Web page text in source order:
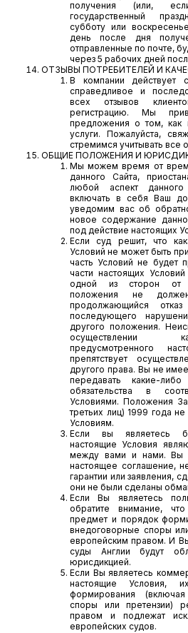
получения (или,
государственный
субботу или
день после дня
отправленные по почте,
через 5 рабочих дней
ОТЗЫВЫ ПОТРЕБИТЕЛЕЙ И
В компании действует
справедливое и
всех отзывов
регистрацию. Мы
предложения о том,
услуги. Пожалуйста,
стремимся учитывать все
ОБЩИЕ ПОЛОЖЕНИЯ И
Мы можем время от
данного Сайта,
любой аспект
включать в себя Ваш
уведомим вас об
новое содержание
под действие настоящих
Если суд решит, что
Условий не может быть
часть Условий не будет
части настоящих
одной из сторон от
положения не
продолжающийся
последующего
другого положения.
осуществлении
предусмотренного
препятствует
другого права. Вы не
передавать какие-
обязательства в
Условиями. Положения
третьих лиц) 1999 года
Условиям.
Если вы являетесь
настоящие Условия
между вами и нами. Вы
настоящее соглашение,
гарантии или заявления,
они не были сделаны
Если Вы являетесь
обратите внимание,
предмет и порядок
внедоговорные споры
европейским правом. И
суды Англии будут
юрисдикцией.
Если Вы являетесь
настоящие Условия,
формирования
споры или претензии)
правом и подлежат
европейских судов.